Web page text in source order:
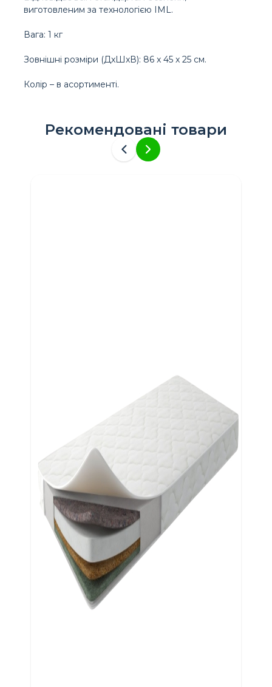
виготовленим за технологією IML.
Вага: 1 кг
Зовнішні розміри (ДxШxВ): 86 x 45 x 25 см.
Колір – в асортименті.
Рекомендовані товари